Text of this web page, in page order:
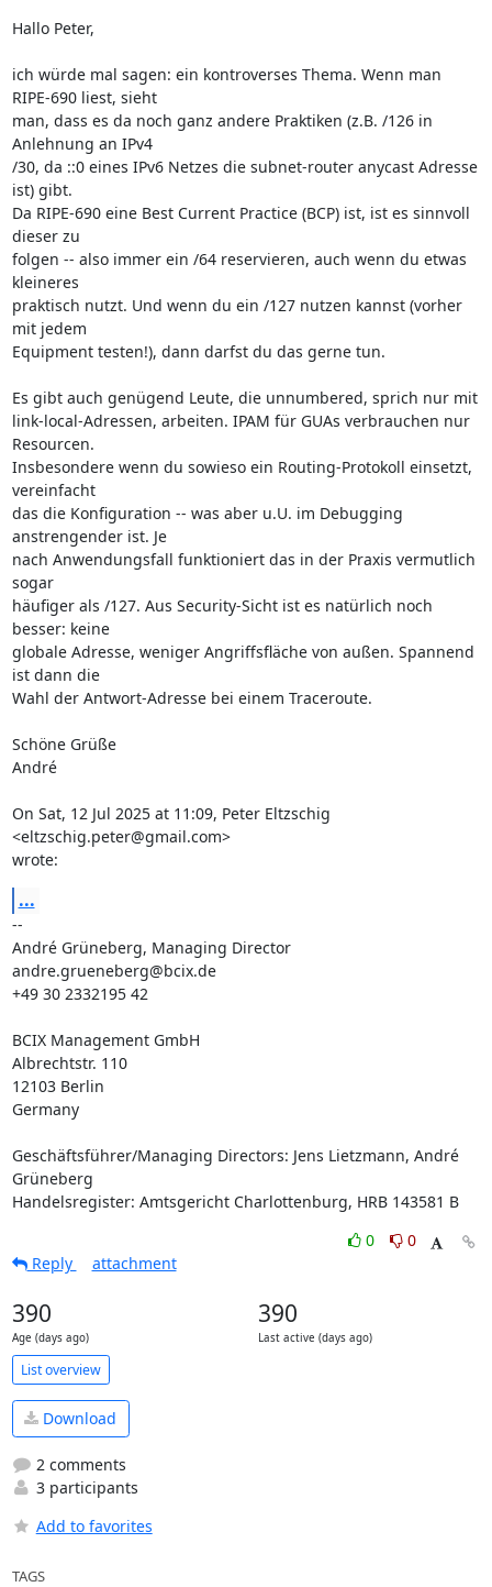
Hallo Peter,
ich würde mal sagen: ein kontroverses Thema. Wenn man
RIPE-690 liest, sieht
man, dass es da noch ganz andere Praktiken (z.B. /126 in
Anlehnung an IPv4
/30, da ::0 eines IPv6 Netzes die subnet-router anycast Adresse
ist) gibt.
Da RIPE-690 eine Best Current Practice (BCP) ist, ist es sinnvoll
dieser zu
folgen -- also immer ein /64 reservieren, auch wenn du etwas
kleineres
praktisch nutzt. Und wenn du ein /127 nutzen kannst (vorher
mit jedem
Equipment testen!), dann darfst du das gerne tun.
Es gibt auch genügend Leute, die unnumbered, sprich nur mit
link-local-Adressen, arbeiten. IPAM für GUAs verbrauchen nur
Resourcen.
Insbesondere wenn du sowieso ein Routing-Protokoll einsetzt,
vereinfacht
das die Konfiguration -- was aber u.U. im Debugging
anstrengender ist. Je
nach Anwendungsfall funktioniert das in der Praxis vermutlich
sogar
häufiger als /127. Aus Security-Sicht ist es natürlich noch
besser: keine
globale Adresse, weniger Angriffsfläche von außen. Spannend
ist dann die
Wahl der Antwort-Adresse bei einem Traceroute.
Schöne Grüße
André
On Sat, 12 Jul 2025 at 11:09, Peter Eltzschig
<eltzschig.peter@gmail.com>
wrote:
...
--
André Grüneberg, Managing Director
andre.grueneberg@bcix.de
+49 30 2332195 42
BCIX Management GmbH
Albrechtstr. 110
12103 Berlin
Germany
Geschäftsführer/Managing Directors: Jens Lietzmann, André
Grüneberg
Handelsregister: Amtsgericht Charlottenburg, HRB 143581 B
0
0
Reply
attachment
390
Age (days ago)
390
Last active (days ago)
List overview
Download
2 comments
3 participants
Add to favorites
TAGS